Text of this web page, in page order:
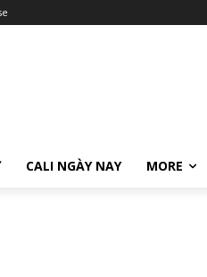
CALI NGÀY NAY MORE